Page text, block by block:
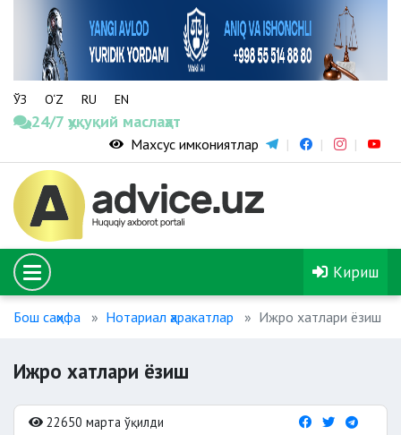
ЎЗ O‘Z RU EN
24/7 ҳуқуқий маслаҳат
Махсус имкониятлар
Кириш
Бош саҳифа Нотариал ҳаракатлар Ижро хатлари ёзиш
Ижро хатлари ёзиш
22650 марта ўқилди